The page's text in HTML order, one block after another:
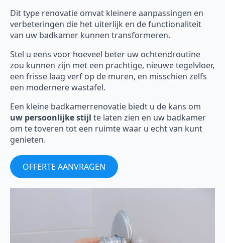
Dit type renovatie omvat kleinere aanpassingen en
verbeteringen die het uiterlijk en de functionaliteit
van uw badkamer kunnen transformeren.
Stel u eens voor hoeveel beter uw ochtendroutine
zou kunnen zijn met een prachtige, nieuwe tegelvloer,
een frisse laag verf op de muren, en misschien zelfs
een modernere wastafel.
Een kleine badkamerrenovatie biedt u de kans om
uw persoonlijke stijl te laten zien en uw badkamer
om te toveren tot een ruimte waar u echt van kunt
genieten.
OFFERTE AANVRAGEN